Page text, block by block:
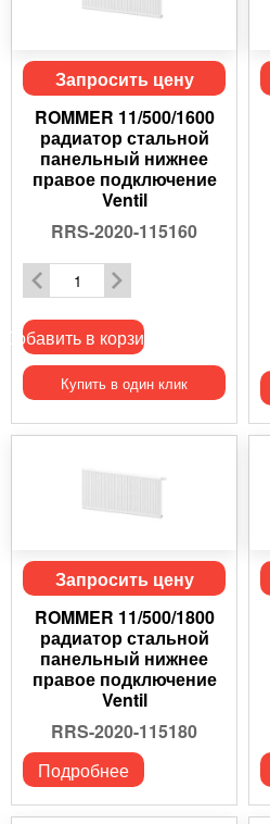
Запросить цену
ROMMER 11/500/1600
радиатор стальной
панельный нижнее
правое подключение
Ventil
RRS-2020-115160
Добавить в корзину
Купить в один клик
Запросить цену
ROMMER 11/500/1800
радиатор стальной
панельный нижнее
правое подключение
Ventil
RRS-2020-115180
Подробнее